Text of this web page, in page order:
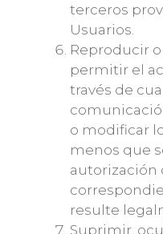
terceros
Usuarios.
Reproducir
permitir el
través de
o modificar
menos que
autorización
resulte
Suprimir,